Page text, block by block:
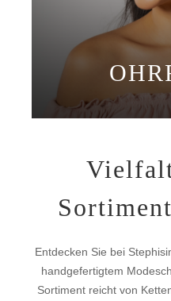
Entdecken Sie bei
handgefertigtem
Sortiment reicht von